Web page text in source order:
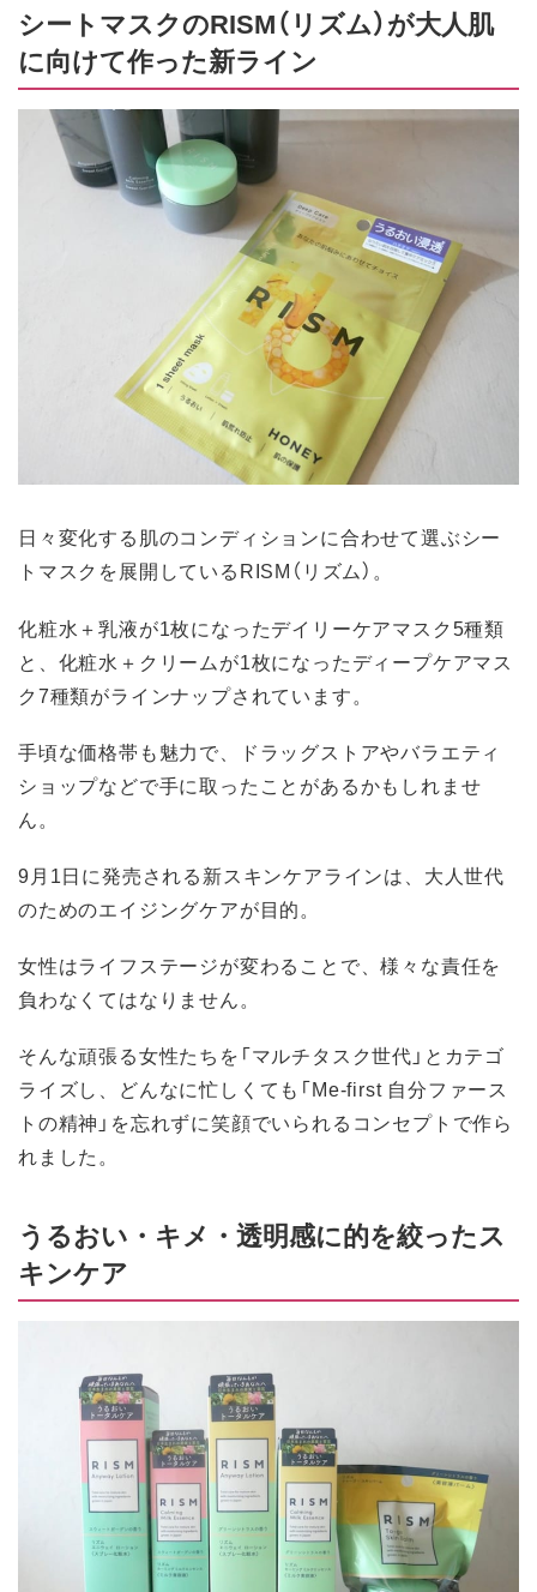
シートマスクのRISM（リズム）が大人肌
に向けて作った新ライン
日々変化する肌のコンディションに合わせて選ぶシー
トマスクを展開しているRISM（リズム）。
化粧水＋乳液が1枚になったデイリーケアマスク5種類
と、化粧水＋クリームが1枚になったディープケアマス
ク7種類がラインナップされています。
手頃な価格帯も魅力で、ドラッグストアやバラエティ
ショップなどで手に取ったことがあるかもしれませ
ん。
9月1日に発売される新スキンケアラインは、大人世代
のためのエイジングケアが目的。
女性はライフステージが変わることで、様々な責任を
負わなくてはなりません。
そんな頑張る女性たちを「マルチタスク世代」とカテゴ
ライズし、どんなに忙しくても「Me-first 自分ファース
トの精神」を忘れずに笑顔でいられるコンセプトで作ら
れました。
うるおい・キメ・透明感に的を絞ったス
キンケア